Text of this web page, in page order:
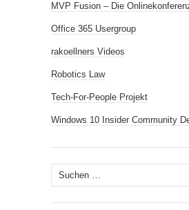
MVP Fusion – Die
Office 365 Usergroup
rakoellners Videos
Robotics Law
Tech-For-People Projekt
Windows 10 Insider Community
Suchen
nach: